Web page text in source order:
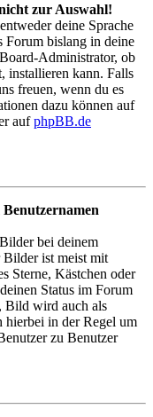
zur Auswahl!
deine Sprache
Forum bislang in deine
Administrator, ob
installieren kann. Falls
freuen, wenn du es
dazu können auf
aufphpBB.de
bei deinem
Bilder ist meist mit
Sterne, Kästchen oder
Status im Forum
Bild wird auch als
hierbei in der Regel um
zu Benutzer